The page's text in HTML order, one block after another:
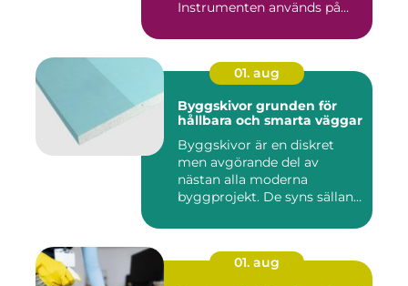
Instrumenten används på
01. aug
Byggskivor grunden för
hållbara och smarta väggar
Byggskivor är en diskret
men avgörande del av
nästan alla moderna
byggprojekt. De syns sällan
01. aug